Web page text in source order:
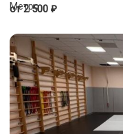
от 2 500 ₽